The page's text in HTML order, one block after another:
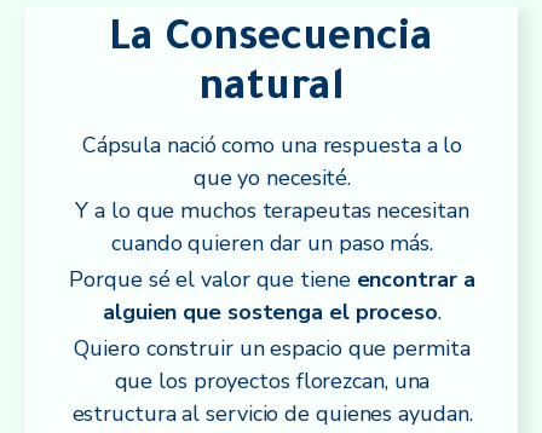
La Consecuencia
natural
Cápsula nació como una respuesta a lo
que yo necesité.
Y a lo que muchos terapeutas necesitan
cuando quieren dar un paso más.
Porque sé el valor que tiene encontrar a
alguien que sostenga el proceso.
Quiero construir un espacio que permita
que los proyectos florezcan, una
estructura al servicio de quienes ayudan.